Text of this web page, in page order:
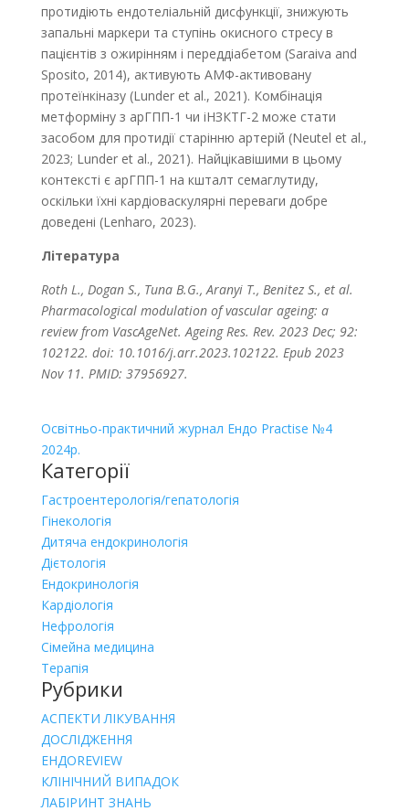
протидіють ендотеліальній дисфункції, знижують
запальні маркери та ступінь окисного стресу в
пацієнтів з ожирінням і переддіабетом (Saraiva and
Sposito, 2014), акти­вують АМФ-активовану
протеїнкіназу (Lunder et al., 2021). Комбінація
метформіну з арГПП-1 чи іНЗКТГ-2 може стати
засобом для протидії старінню артерій (Neutel et al.,
2023; Lunder et al., 2021). Найцікавішими в цьому
контексті є арГПП-1 на кшталт семаглутиду,
оскільки їхні кардіоваскулярні переваги добре
доведені (Lenharo, 2023).
Література
Roth L., Dogan S., Tuna B.G., Aranyi T., Benitez S., et al.
Pharmacological modulation of vascular ageing: a
review from VascAgeNet. Ageing Res. Rev. 2023 Dec; 92:
102122. doi: 10.1016/j.arr.2023.102122. Epub 2023
Nov 11. PMID: 37956927.
Освітньо-практичний журнал Ендо Practise №4
2024р.
Категорії
Гастроентерологія/гепатологія
Гінекологія
Дитяча ендокринологія
Дієтологія
Ендокринологія
Кардіологія
Нефрологія
Сімейна медицина
Терапія
Рубрики
АСПЕКТИ ЛІКУВАННЯ
ДОСЛІДЖЕННЯ
ЕНДОREVIEW
КЛІНІЧНИЙ ВИПАДОК
ЛАБІРИНТ ЗНАНЬ